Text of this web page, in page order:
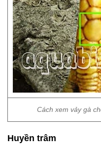
Cách xem vảy gà
Huyền trâm